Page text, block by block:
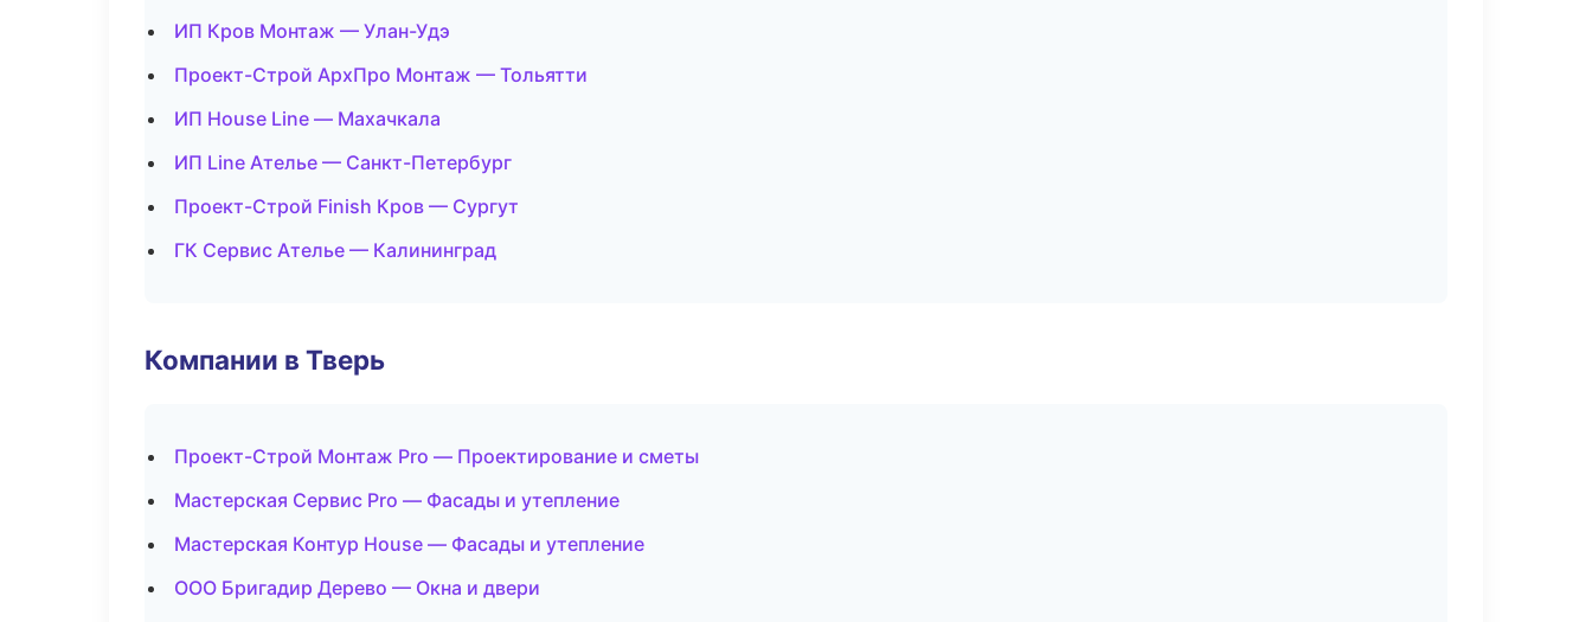
ИП Кров Монтаж — Улан-Удэ
Проект-Строй АрхПро Монтаж — Тольятти
ИП House Line — Махачкала
ИП Line Ателье — Санкт-Петербург
Проект-Строй Finish Кров — Сургут
ГК Сервис Ателье — Калининград
Компании в Тверь
Проект-Строй Монтаж Pro — Проектирование и сметы
Мастерская Сервис Pro — Фасады и утепление
Мастерская Контур House — Фасады и утепление
ООО Бригадир Дерево — Окна и двери